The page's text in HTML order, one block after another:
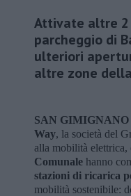
Attivate altre
parcheggio di
ulteriori
altre zone
SAN
Way, la società del
alla mobilità elettrica,
Comunale hanno
stazioni di ricarica
mobilità sostenibile: